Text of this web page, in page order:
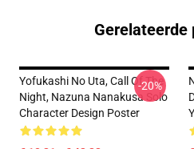
Gerelateerde
Yofukashi No Uta, Call Of The
Night, Nazuna Nanakusa Solo
Character Design Poster
-20%